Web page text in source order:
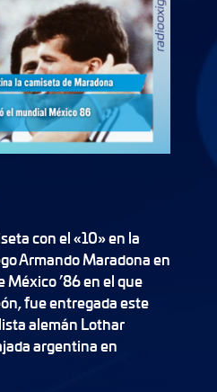
con el «10» en la
Armando Maradona en
’86 en el que
fue entregada este
alemán Lothar
argentina en